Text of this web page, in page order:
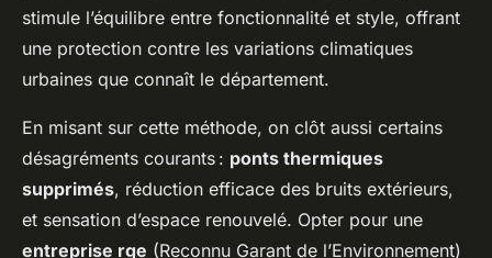
stimule l’équilibre entre fonctionnalité et style, offrant
une protection contre les variations climatiques
urbaines que connaît le département.
En misant sur cette méthode, on clôt aussi certains
désagréments courants : ponts thermiques
supprimés, réduction efficace des bruits extérieurs,
et sensation d’espace renouvelé. Opter pour une
entreprise rge (Reconnu Garant de l’Environnement)